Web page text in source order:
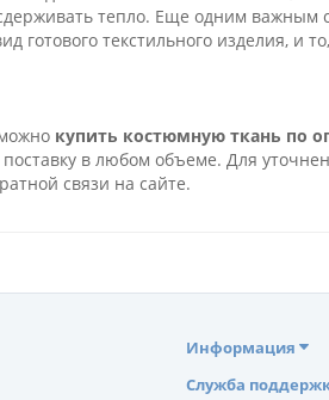
тепло. Еще одним важным
готового текстильного изделия, и
купить костюмную ткань по
поставку в любом объеме. Для
связи на сайте.
Информация
Служба